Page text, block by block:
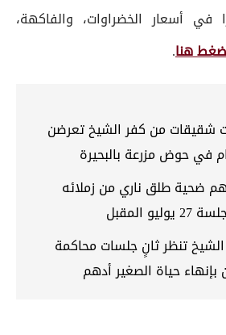
استقرارًا في أسعار الخضراوات، والفاكهة،
هنا.
3 فتيات شقيقات من كفر الشيخ تعرضن
في حوض مزرعة بالبحيرة
ضحية طلق ناري من زملائه
المقبل
الشيخ تنظر ثانٍ جلسات محاكمة